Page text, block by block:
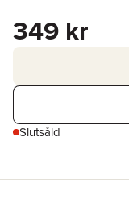
349 kr
Slutsåld